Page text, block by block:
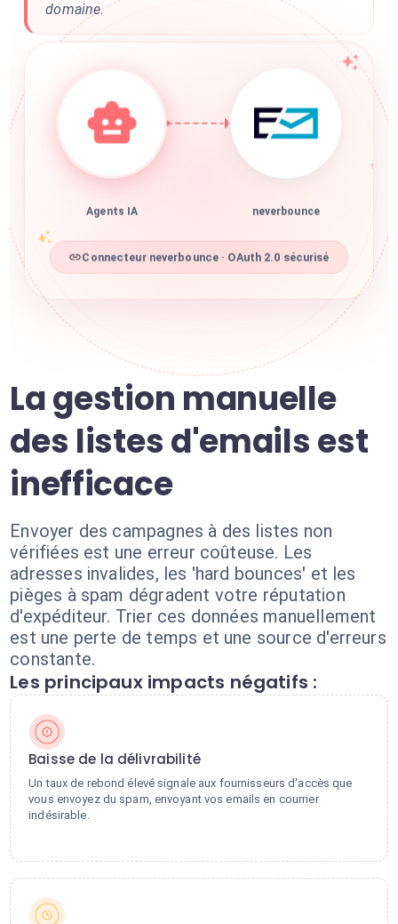
domaine.
Agents IA neverbounce
Connecteur neverbounce · OAuth 2.0 sécurisé
La gestion manuelle
des listes d'emails est
inefficace
Envoyer des campagnes à des listes non
vérifiées est une erreur coûteuse. Les
adresses invalides, les 'hard bounces' et les
pièges à spam dégradent votre réputation
d'expéditeur. Trier ces données manuellement
est une perte de temps et une source d'erreurs
constante.
Les principaux impacts négatifs :
Baisse de la délivrabilité
Un taux de rebond élevé signale aux fournisseurs d'accès que
vous envoyez du spam, envoyant vos emails en courrier
indésirable.